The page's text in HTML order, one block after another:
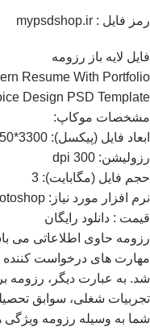
رمز فایل : mypsdshop.ir
فایل لایه باز رزومه
Resume With Portfolio
Design PSD Template
مشخصات موکاپ:
ابعاد فايل (پيکسل): 3300*2550
رزوليشن: 300 dpi
حجم فايل (مگابايت): 3
نرم افزار مورد نياز: Photoshop
قيمت : دانلود رایگان
رزومه حاوی اطلاعاتی می
مهارت های درخواست کننده
شد. به عبارت دیگر، رزومه
تجربیات شغلی، سوابق
شما به وسیله رزومه ویژگی